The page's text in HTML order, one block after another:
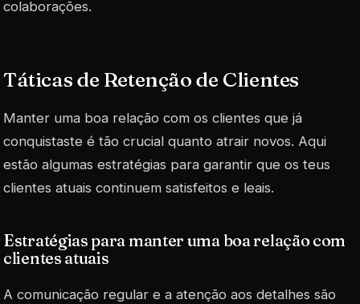
colaborações.
Táticas de Retenção de Clientes
Manter uma boa relação com os clientes que já
conquistaste é tão crucial quanto atrair novos. Aqui
estão algumas estratégias para garantir que os teus
clientes atuais continuem satisfeitos e leais.
Estratégias para manter uma boa relação com
clientes atuais
A comunicação regular e a atenção aos detalhes são